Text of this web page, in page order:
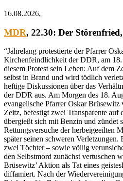
16.08.2026,
MDR, 22.30: Der Störenfried
“Jahrelang protestierte der Pfarrer
Kirchenfeindlichkeit der DDR, am
diesem Protest sein Leben: Auf dem
selbst in Brand und wird tödlich
heftige Diskussionen über das
der DDR aus. Am Morgen des 18.
evangelische Pfarrer Oskar
Zeitz, befestigt zwei Transparente auf
übergießt sich mit Benzin und zündet
Rettungsversuche der herbeigeeilten
später seinen schweren Verletzungen.
zwei Töchter – sowie völlig
den Selbstmord zunächst vertuschen
Brüsewitz’ Aktion als Tat eines
diffamiert. Nach der